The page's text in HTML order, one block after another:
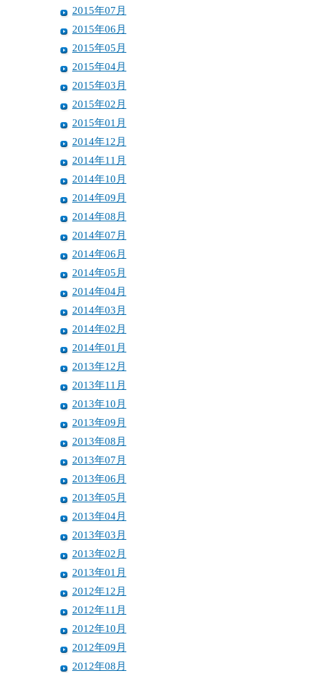
2015年07月
2015年06月
2015年05月
2015年04月
2015年03月
2015年02月
2015年01月
2014年12月
2014年11月
2014年10月
2014年09月
2014年08月
2014年07月
2014年06月
2014年05月
2014年04月
2014年03月
2014年02月
2014年01月
2013年12月
2013年11月
2013年10月
2013年09月
2013年08月
2013年07月
2013年06月
2013年05月
2013年04月
2013年03月
2013年02月
2013年01月
2012年12月
2012年11月
2012年10月
2012年09月
2012年08月